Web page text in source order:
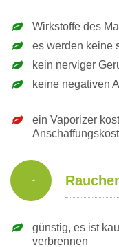
Wirkstoffe des
es werden keine
kein nerviger
keine negativen
ein Vaporizer
+-
günstig, es ist
verbrennen